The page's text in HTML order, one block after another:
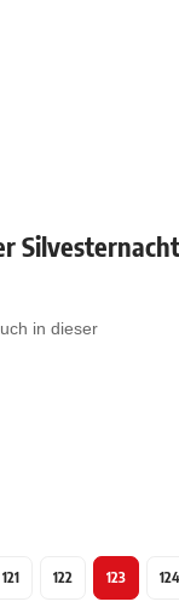
Silvesternacht
in dieser
121 122 123 124